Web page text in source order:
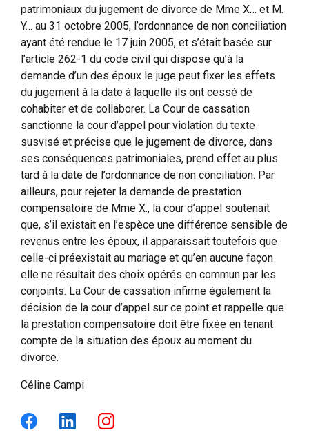
patrimoniaux du jugement de divorce de Mme X… et M.
Y… au 31 octobre 2005, l’ordonnance de non conciliation
ayant été rendue le 17 juin 2005, et s’était basée sur
l’article 262-1 du code civil qui dispose qu’à la
demande d’un des époux le juge peut fixer les effets
du jugement à la date à laquelle ils ont cessé de
cohabiter et de collaborer. La Cour de cassation
sanctionne la cour d’appel pour violation du texte
susvisé et précise que le jugement de divorce, dans
ses conséquences patrimoniales, prend effet au plus
tard à la date de l’ordonnance de non conciliation. Par
ailleurs, pour rejeter la demande de prestation
compensatoire de Mme X., la cour d’appel soutenait
que, s’il existait en l’espèce une différence sensible de
revenus entre les époux, il apparaissait toutefois que
celle-ci préexistait au mariage et qu’en aucune façon
elle ne résultait des choix opérés en commun par les
conjoints. La Cour de cassation infirme également la
décision de la cour d’appel sur ce point et rappelle que
la prestation compensatoire doit être fixée en tenant
compte de la situation des époux au moment du
divorce.
Céline Campi